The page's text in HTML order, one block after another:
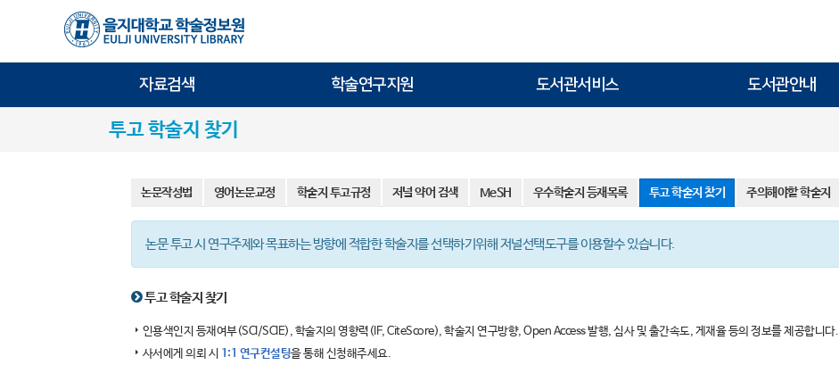
자료검색 학술연구지원 도서관서비스 도서관안내
투고 학술지 찾기
논문작성법 영어논문교정 학술지 투고규정 저널 약어 검색 MeSH 우수학술지 등재목록 투고 학술지 찾기 주의해야할 학술지
논문 투고 시 연구주제와 목표하는 방향에 적합한 학술지를 선택하기위해 저널선택도구를 이용할수 있습니다.
투고 학술지 찾기
인용색인지 등재여부(SCI/SCIE), 학술지의 영향력(IF, CiteScore), 학술지 연구방향, Open Access 발행, 심사 및 출간속도, 게재율 등의 정보를 제공합니다.
사서에게 의뢰 시 1:1 연구컨설팅을 통해 신청해주세요.